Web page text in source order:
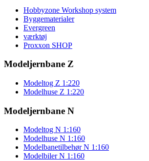
Hobbyzone Workshop system
Byggematerialer
Evergreen
værktøj
Proxxon SHOP
Modeljernbane Z
Modeltog Z 1:220
Modelhuse Z 1:220
Modeljernbane N
Modeltog N 1:160
Modelhuse N 1:160
Modelbanetilbehør N 1:160
Modelbiler N 1:160